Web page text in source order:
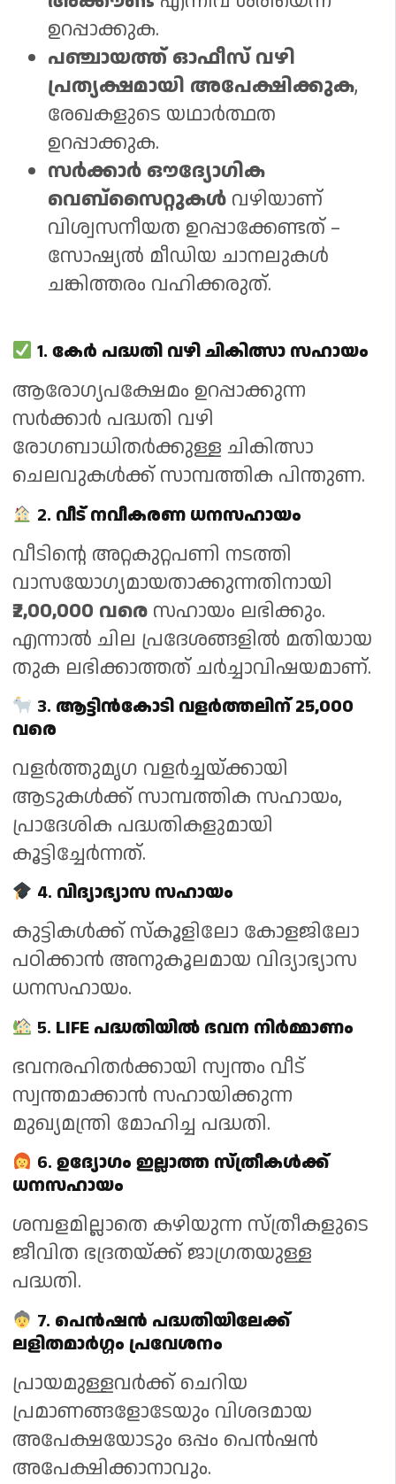
ഉറപ്പാക്കുക.
പഞ്ചായത്ത് ഓഫീസ്‌ വഴി
പ്രത്യക്ഷമായി അപേക്ഷിക്കുക,
രേഖകളുടെ യഥാർത്ഥത
ഉറപ്പാക്കുക.
സർക്കാർ ഔദ്യോഗിക
വെബ്സൈറ്റുകൾ വഴിയാണ്
വിശ്വസനീയത ഉറപ്പാക്കേണ്ടത് –
സോഷ്യൽ മീഡിയ ചാനലുകൾ
ചങ്കിത്തരം വഹിക്കരുത്.
1. കേർ പദ്ധതി വഴി ചികിത്സാ സഹായം
ആരോഗ്യപക്ഷേമം ഉറപ്പാക്കുന്ന
സർക്കാർ പദ്ധതി വഴി
രോഗബാധിതർക്കുള്ള ചികിത്സാ
ചെലവുകൾക്ക് സാമ്പത്തിക പിന്തുണ.
2. വീട് നവീകരണ ധനസഹായം
വീടിന്റെ അറ്റകുറ്റപണി നടത്തി
വാസയോഗ്യമായതാക്കുന്നതിനായി
₹2,00,000 വരെ സഹായം ലഭിക്കും.
എന്നാൽ ചില പ്രദേശങ്ങളിൽ മതിയായ
തുക ലഭിക്കാത്തത് ചർച്ചാവിഷയമാണ്.
3. ആട്ടിൻകോടി വളർത്തലിന് ₹25,000
വരെ
വളർത്തുമൃഗ വളർച്ചയ്ക്കായി
ആടുകൾക്ക് സാമ്പത്തിക സഹായം,
പ്രാദേശിക പദ്ധതികളുമായി
കൂട്ടിച്ചേർന്നത്.
4. വിദ്യാഭ്യാസ സഹായം
കുട്ടികൾക്ക് സ്കൂളിലോ കോളജിലോ
പഠിക്കാൻ അനുകൂലമായ വിദ്യാഭ്യാസ
ധനസഹായം.
5. LIFE പദ്ധതിയിൽ ഭവന നിർമ്മാണം
ഭവനരഹിതർക്കായി സ്വന്തം വീട്
സ്വന്തമാക്കാൻ സഹായിക്കുന്ന
മുഖ്യമന്ത്രി മോഹിച്ച പദ്ധതി.
6. ഉദ്യോഗം ഇല്ലാത്ത സ്ത്രീകൾക്ക്
ധനസഹായം
ശമ്പളമില്ലാതെ കഴിയുന്ന സ്ത്രീകളുടെ
ജീവിത ഭദ്രതയ്ക്ക് ജാഗ്രതയുള്ള
പദ്ധതി.
7. പെൻഷൻ പദ്ധതിയിലേക്ക്
ലളിതമാർഗ്ഗം പ്രവേശനം
പ്രായമുള്ളവർക്ക് ചെറിയ
പ്രമാണങ്ങളോടേയും വിശദമായ
അപേക്ഷയോടും ഒപ്പം പെൻഷൻ
അപേക്ഷിക്കാനാവും.